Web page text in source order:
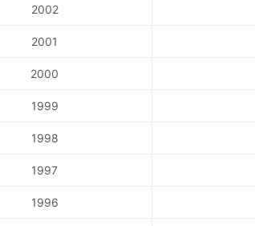
2002
2001
2000
1999
1998
1997
1996